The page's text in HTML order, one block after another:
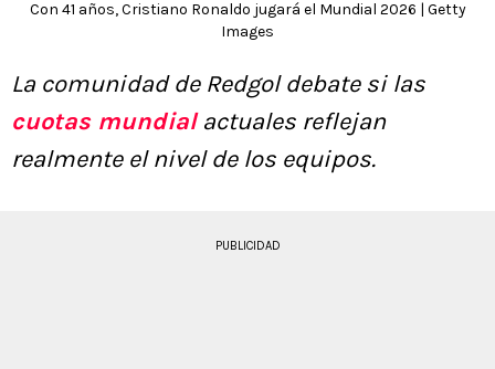
Con 41 años, Cristiano Ronaldo jugará el Mundial 2026 | Getty
Images
La comunidad de Redgol debate si las
cuotas mundialactuales reflejan
realmente el nivel de los equipos.
PUBLICIDAD